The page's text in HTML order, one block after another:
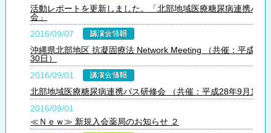
活動レポートを更新しました。「北部地域医療糖尿病連携パス
会」
2016/09/07
沖縄県北部地区 抗凝固療法 Network Meeting （共催：平成28
30日）
2016/09/01
北部地域医療糖尿病連携パス研修会 （共催：平成28年9月14日
2016/09/01
≪Ｎｅｗ≫ 新規入会薬局のお知らせ ２